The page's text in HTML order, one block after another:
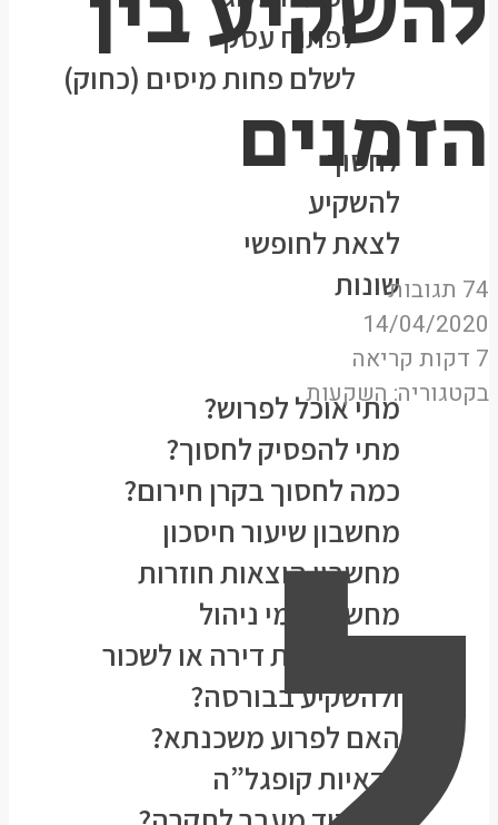
לפתוח עסק
לשלם פחות מיסים (כחוק)
נושאים
לחסוך
להשקיע
לצאת לחופשי
שונות
★הסולידית ממליצה★
המעבדה
מתי אוכל לפרוש?
מתי להפסיק לחסוך?
כמה לחסוך בקרן חירום?
מחשבון שיעור חיסכון
מחשבון הוצאות חוזרות
מחשבון דמי ניהול
האם לקנות דירה או לשכור
ולהשקיע בבורסה?
האם לפרוע משכנתא?
כדאיות קופגל”ה
הזמנים
74 תגובות
14/04/2020
7 דקות קריאה
בקטגוריה:השקעות